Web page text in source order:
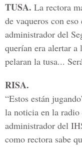
TUSA. La rectora
de vaqueros con
administrador del
querían era alertar a
pelaran la tusa...
RISA.
“Estos están
la noticia en la radio
administrador del
como rectora sabe